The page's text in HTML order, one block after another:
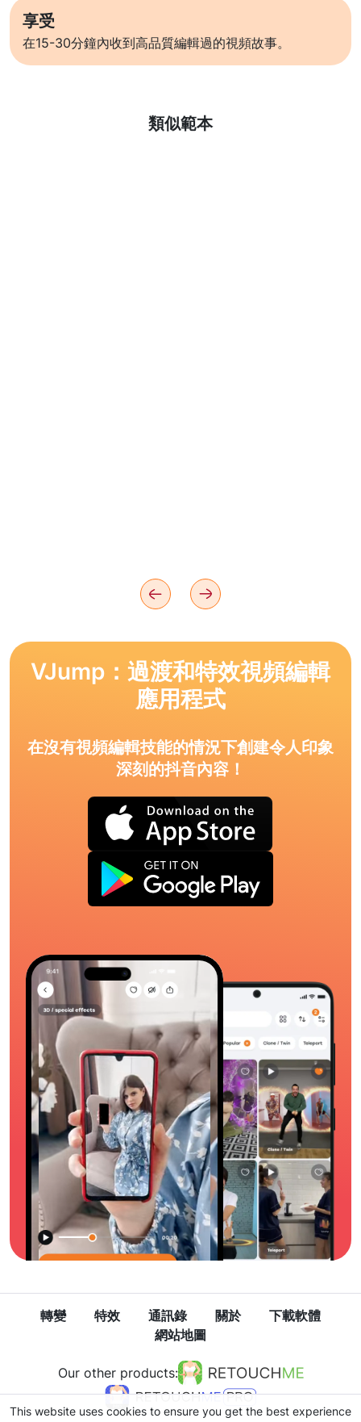
享受
在15-30分鐘內收到高品質編輯過的視頻故事。
類似範本
了解更多
VJump：過渡和特效視頻編輯
應用程式
在沒有視頻編輯技能的情況下創建令人印象
深刻的抖音內容！
轉變 特效 通訊錄 關於
下載軟體
網站地圖
Our other products:
This website uses cookies to ensure you get the best experience